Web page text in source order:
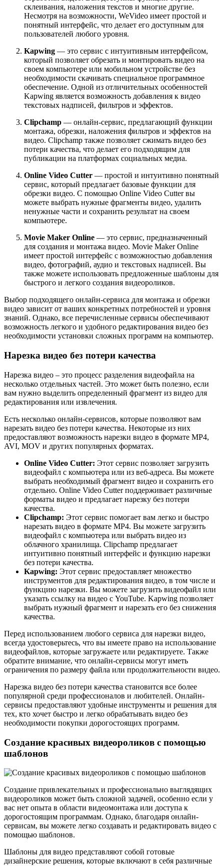
склеивания, наложения текстов и многие другие.
Несмотря на возможности, WeVideo имеет простой и
понятный интерфейс, что делает его доступным для
пользователей любого уровня.
Kapwing — это сервис с интуитивным интерфейсом,
который позволяет обрезать и монтировать видео на
своем компьютере или мобильном устройстве без
необходимости скачивать специальное программное
обеспечение. Одной из отличительных особенностей
Kapwing является возможность добавления к видео
текстовых надписей, фильтров и эффектов.
Clipchamp — онлайн-сервис, предлагающий функции
монтажа, обрезки, наложения фильтров и эффектов на
видео. Clipchamp также позволяет сжимать видео без
потери качества, что делает его подходящим для
публикации на платформах социальных медиа.
Online Video Cutter — простой и интуитивно понятный
сервис, который предлагает базовые функции для
обрезки видео. С помощью Online Video Cutter вы
можете выбрать нужные фрагменты видео, удалить
ненужные части и сохранить результат на своем
компьютере.
Movie Maker Online — это сервис, предназначенный
для создания и монтажа видео. Movie Maker Online
имеет простой интерфейс с возможностью добавления
видео, фотографий, аудио и текстовых надписей. Вы
также можете использовать предложенные шаблоны для
быстрого и легкого создания видеороликов.
Выбор подходящего онлайн-сервиса для монтажа и обрезки
видео зависит от ваших конкретных потребностей и уровня
знаний. Однако, все перечисленные сервисы обеспечивают
возможность легкого и удобного редактирования видео без
необходимости установки сложных программ на компьютер.
Нарезка видео без потери качества
Нарезка видео – это процесс разделения видеофайла на
несколько отдельных частей. Это может быть полезно, если
вам нужно выделить определенный фрагмент из видео для
редактирования или извлечения.
Есть несколько онлайн-сервисов, которые позволяют вам
нарезать видео без потери качества. Некоторые из них
предоставляют возможность нарезки видео в формате MP4,
AVI, MOV и других популярных форматах.
Online Video Cutter: Этот сервис позволяет загрузить
видеофайл с компьютера или из веб-адреса. Вы можете
выбрать необходимый фрагмент видео и сохранить его
отдельно. Online Video Cutter поддерживает различные
форматы видео и предлагает нарезку без потери
качества.
Clipchamp: Этот сервис помогает вам легко и быстро
нарезать видео в формате MP4. Вы можете загрузить
видеофайл с компьютера или выбрать видео из
облачного хранилища. Clipchamp предлагает
интуитивно понятный интерфейс и функцию нарезки
без потери качества.
Kapwing: Этот сервис предоставляет множество
инструментов для редактирования видео, в том числе и
функцию нарезки. Вы можете загрузить видеофайл или
указать ссылку на видео с YouTube. Kapwing позволяет
выбрать нужный фрагмент и нарезать его без снижения
качества.
Перед использованием любого сервиса для нарезки видео,
всегда удостоверьтесь, что вы имеете право на использование
видеофайлов, которые загружаете или редактируете. Также
обратите внимание, что онлайн-сервисы могут иметь
ограничения по размеру файла или продолжительности видео.
Нарезка видео без потери качества становится все более
популярной среди профессионалов и любителей. Онлайн-
сервисы предоставляют удобные инструменты и решения для
тех, кто хочет быстро и легко обрабатывать видео без
необходимости покупки дорогостоящих программ.
Создание красивых видеороликов с помощью
шаблонов
Создание привлекательных и профессионально выглядящих
видеороликов может быть сложной задачей, особенно если у
вас нет опыта в области видеомонтажа или доступа к
дорогостоящим программам. Однако, благодаря онлайн-
сервисам, вы можете легко создавать и редактировать видео с
помощью шаблонов.
Шаблоны для видео представляют собой готовые
дизайнерские решения, которые включают в себя различные